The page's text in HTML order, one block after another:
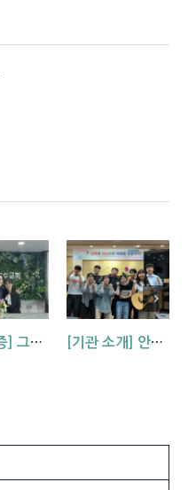
[성도 간증] 그때도, 지금도, 하나님은 살아 계십니다 (김원경 자매) [기관 소개] 안양교회 청년부 찬양팀, 하랑을 소개합니다!